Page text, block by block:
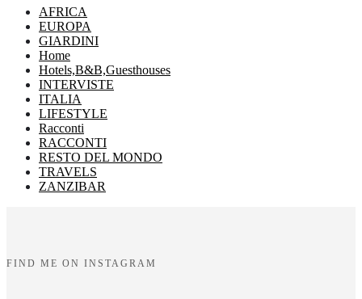
AFRICA
EUROPA
GIARDINI
Home
Hotels,B&B,Guesthouses
INTERVISTE
ITALIA
LIFESTYLE
Racconti
RACCONTI
RESTO DEL MONDO
TRAVELS
ZANZIBAR
FIND ME ON INSTAGRAM